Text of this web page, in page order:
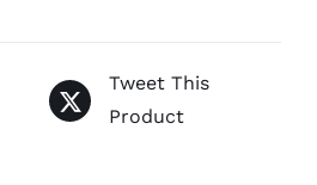
Tweet This
Product